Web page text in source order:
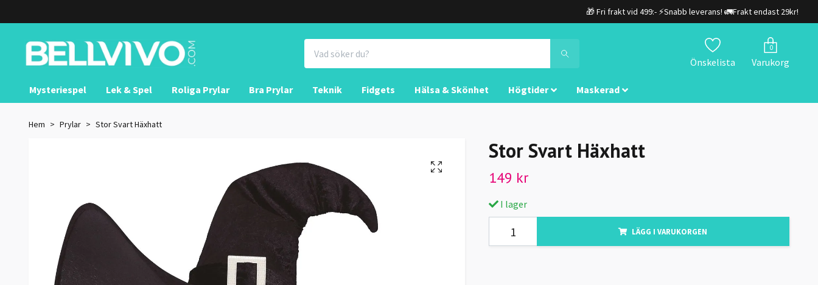
🎁 Fri frakt vid 499:- ⚡Snabb leverans! 🚛Frakt endast 29kr!
Önskelista
0
Varukorg
Mysteriespel Lek & Spel Roliga Prylar Bra Prylar Teknik Fidgets Hälsa & Skönhet Högtider Maskerad
Hem Prylar Stor Svart Häxhatt
Stor Svart Häxhatt
149 kr
I lager
LÄGG I VARUKORGEN